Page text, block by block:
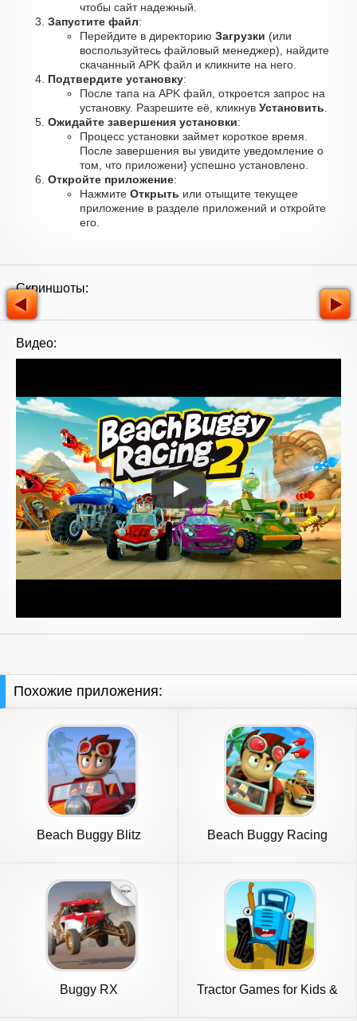
чтобы сайт надежный.
Запустите файл:
Перейдите в директорию Загрузки (или
воспользуйтесь файловый менеджер), найдите
скачанный APK файл и кликните на него.
Подтвердите установку:
После тапа на APK файл, откроется запрос на
установку. Разрешите её, кликнув Установить
Ожидайте завершения установки:
Процесс установки займет короткое время.
После завершения вы увидите уведомление о
том, что приложени} успешно установлено.
Откройте приложение:
Нажмите Открыть или отыщите текущее
приложение в разделе приложений и откройте
его.
Скриншоты:
Видео:
Похожие приложения:
Beach Buggy Blitz Beach Buggy Racing
Buggy RX
Tractor Games for Kids &